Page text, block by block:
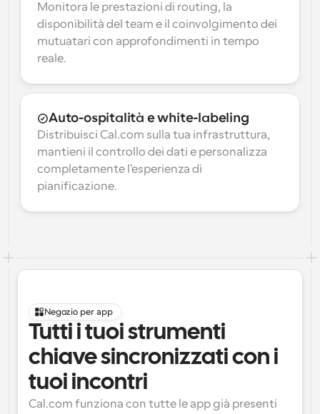
Monitora le prestazioni di routing, la
disponibilità del team e il coinvolgimento dei
mutuatari con approfondimenti in tempo
reale.
Auto-ospitalità e white-labeling
Distribuisci Cal.com sulla tua infrastruttura,
mantieni il controllo dei dati e personalizza
completamente l'esperienza di
pianificazione.
Negozio per app
Tutti i tuoi strumenti
chiave sincronizzati con i
tuoi incontri
Cal.com funziona con tutte le app già presenti